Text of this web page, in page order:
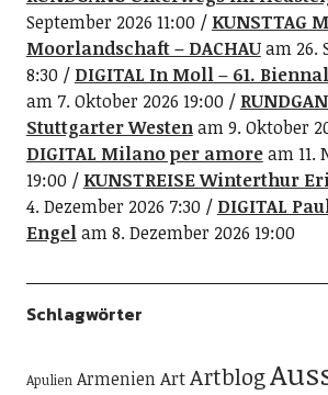
September 2026 11:00
KUNSTTAG
Moorlandschaft – DACHAUam 26.
8:30
DIGITAL In Moll – 61.
am 7. Oktober 2026 19:00
Stuttgarter Westenam 9. Oktober
DIGITAL Milano per amoream 11.
19:00
KUNSTREISE Winterthur
4. Dezember 2026 7:30
DIGITAL
Engelam 8. Dezember 2026 19:00
Schlagwörter
Apulien ArmenienArtArtblog